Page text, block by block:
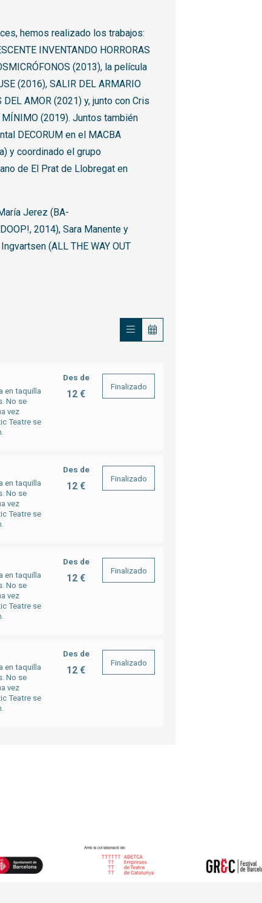
hemos realizado los trabajos:
INVENTANDO HORRORAS
(2013), la película
(2016), SALIR DEL ARMARIO
AMOR (2021) y, junto con Cris
MÍNIMO (2019). Juntos también
DECORUM en el MACBA
y coordinado el grupo
de El Prat de Llobregat en
Jerez (BA-
2014), Sara Manente y
(ALL THE WAY OUT
en taquilla
No se
vez
Teatre se
Des de
12 €
Finalizado
en taquilla
No se
vez
Teatre se
Des de
12 €
Finalizado
en taquilla
No se
vez
Teatre se
Des de
12 €
Finalizado
en taquilla
No se
vez
Teatre se
Des de
12 €
Finalizado